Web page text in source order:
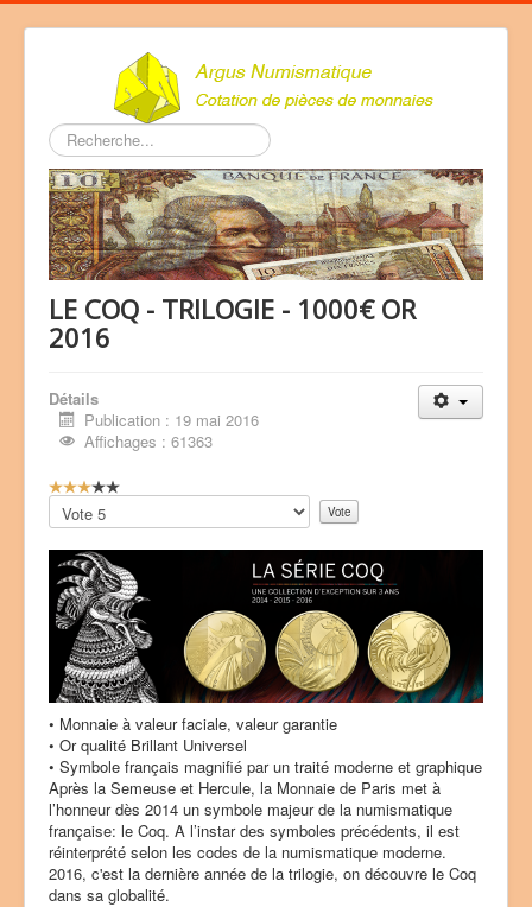
Rechercher
LE COQ - TRILOGIE - 1000€ OR
2016
Détails
Publication : 19 mai 2016
Affichages : 61363
V
o
t
e
a
t
e
u
r
:
3
/
Veuillez
voter
• Monnaie à valeur faciale, valeur garantie
• Or qualité Brillant Universel
• Symbole français magnifié par un traité moderne et graphique
Après la Semeuse et Hercule, la Monnaie de Paris met à
l’honneur dès 2014 un symbole majeur de la numismatique
française: le Coq. A l’instar des symboles précédents, il est
réinterprété selon les codes de la numismatique moderne.
2016, c'est la dernière année de la trilogie, on découvre le Coq
dans sa globalité.